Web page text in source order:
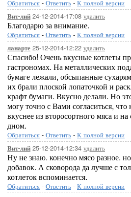
Обратиться - Ответить - К полной версии
Вит-лий 24-12-2014-17:08 удалить
Благодарю за внимание.
Обратиться - Ответить - К полной версии
ланарте 25-12-2014-12:22 удалить
Спасибо! Очень вкусные котлеты
гастрономах. На металлических
бумаге лежали, обсыпанные
их брали плоской лопаточкой и
крафт бумаги. Вкусно делали. Но
могу точно с Вами согласиться,
вкуснее из второсортного мяса и
дном.
Обратиться - Ответить - К полной версии
Вит-лий 25-12-2014-12:34 удалить
Ну не знаю. конечно мясо разное.
добавок. А сковорода да лучше с
котлеток вспоминается.
Обратиться - Ответить - К полной версии